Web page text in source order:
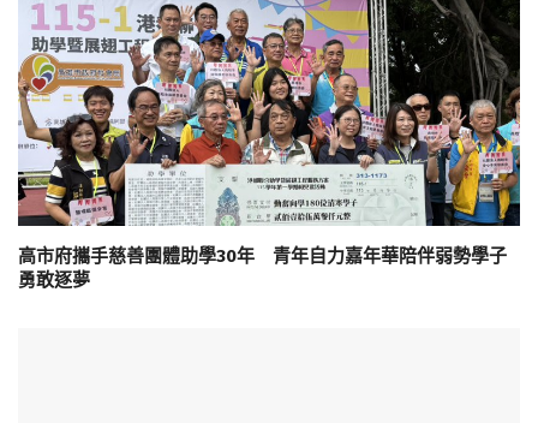
高市府攜手慈善團體助學30年 青年自力嘉年華陪伴弱勢學子
勇敢逐夢